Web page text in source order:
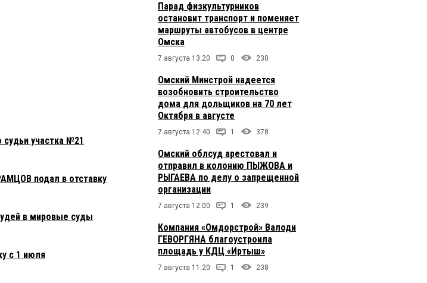
участка №21
подал в отставку
в мировые суды
с 1 июля
Парад физкультурников
остановит транспорт и поменяет
маршруты автобусов в центре
Омска
7 августа 13:20 0 230
Омский Минстрой надеется
возобновить строительство
дома для дольщиков на 70 лет
Октября в августе
7 августа 12:40 1 378
Омский облсуд арестовал и
отправил в колонию ПЫЖОВА и
РЫГАЕВА по делу о запрещенной
организации
7 августа 12:00 1 239
Компания «Омдорстрой» Валоди
ГЕВОРГЯНА благоустроила
площадь у КДЦ «Иртыш»
7 августа 11:20 1 238